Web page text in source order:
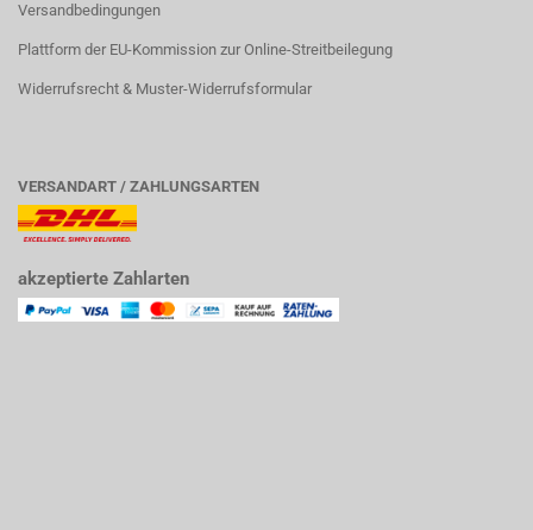
Versandbedingungen
Plattform der EU-Kommission zur Online-Streitbeilegung
Widerrufsrecht & Muster-Widerrufsformular
VERSANDART / ZAHLUNGSARTEN
akzeptierte Zahlarten